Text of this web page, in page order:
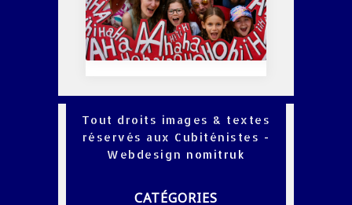
Tout droits images & textes
réservés aux Cubiténistes -
Webdesign nomitruk
CATÉGORIES